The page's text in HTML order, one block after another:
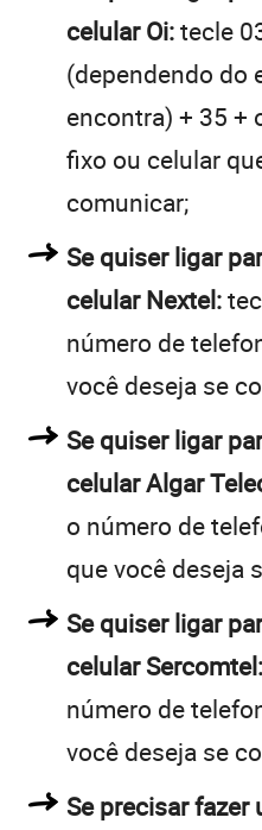
celular Oi:tecle
(dependendo do
encontra) + 35 +
fixo ou celular
comunicar;
Se quiser ligar
celular Nextel:
número de
você deseja se
Se quiser ligar
celular Algar
o número de
que você deseja
Se quiser ligar
celular Sercomtel:
número de
você deseja se
Se precisar fazer